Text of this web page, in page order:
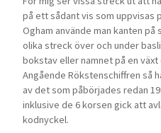
på ett sådant vis som uppvisas
Ogham använde man kanten
olika streck över och under
bokstav eller namnet på en växt
Angående Rökstenschiffren så
av det som påbörjades redan
inklusive de 6 korsen gick att
kodnyckel.